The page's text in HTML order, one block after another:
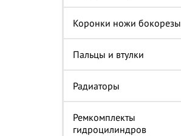
Коронки ножи бокорезы
Пальцы и втулки
Радиаторы
Ремкомплекты
гидроцилиндров